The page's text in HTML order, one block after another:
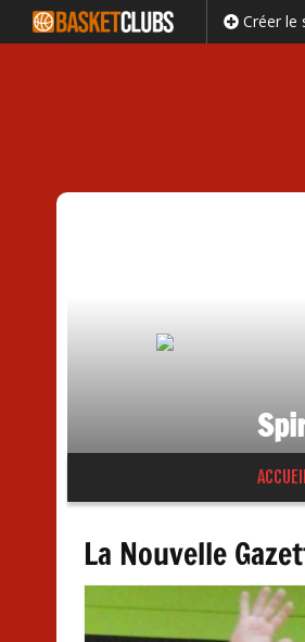
Créer le
La Nouvelle